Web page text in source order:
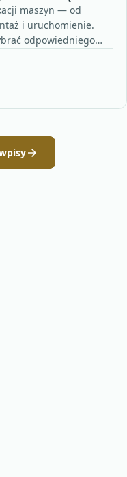
maszyn — od
i uruchomienie.
odpowiedniego